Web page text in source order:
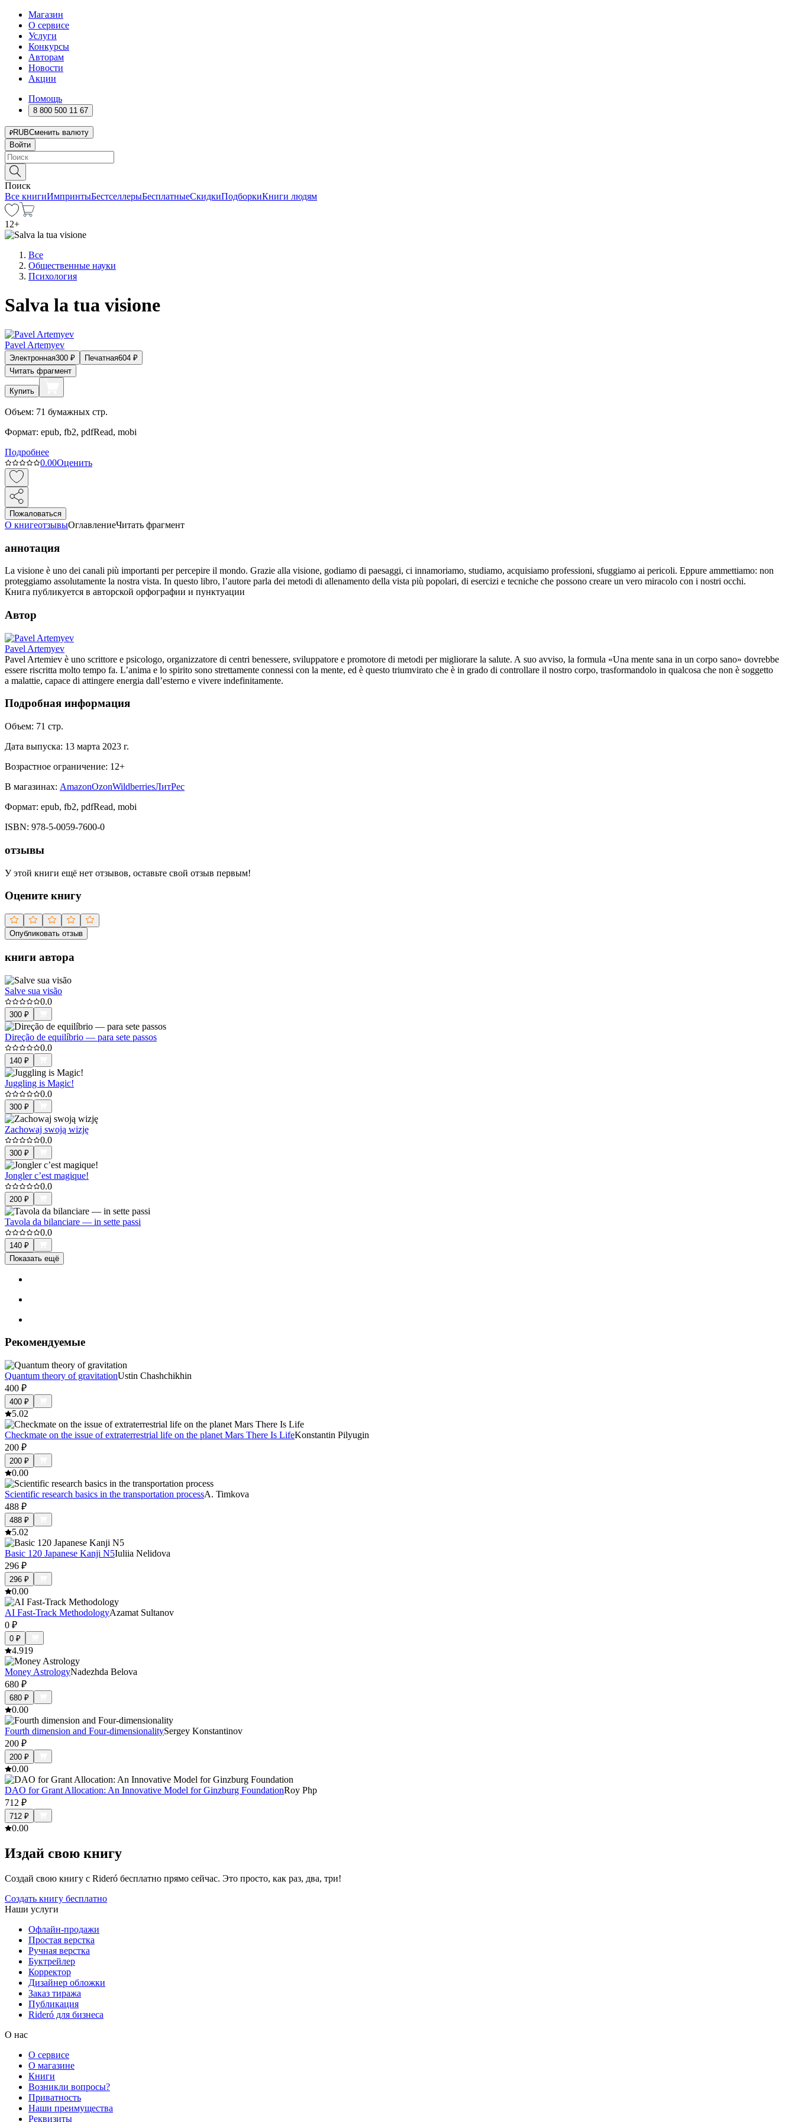
Магазин
О сервисе
Услуги
Конкурсы
Авторам
Новости
Акции
Помощь
8 800 500 11 67
RUBСменить валюту
Войти
Поиск
Все книгиИмпринтыБестселлерыБесплатныеСкидкиПодборкиКниги людям
12+
Все
Общественные науки
Психология
Salva la tua visione
Pavel Artemyev
Электронная300 ₽ Печатная604 ₽
Читать фрагмент
Купить
Объем: 71 бумажных стр.
Формат: epub, fb2, pdfRead, mobi
Подробнее
0.00Оценить
Пожаловаться
О книгеотзывыОглавлениеЧитать фрагмент
аннотация
La visione è uno dei canali più importanti per percepire il mondo. Grazie alla visione, godiamo di paesaggi, ci innamoriamo, studiamo, acquisiamo professioni, sfuggiamo ai pericoli. Eppure ammettiamo: non
proteggiamo assolutamente la nostra vista. In questo libro, l’autore parla dei metodi di allenamento della vista più popolari, di esercizi e tecniche che possono creare un vero miracolo con i nostri occhi.
Книга публикуется в авторской орфографии и пунктуации
Автор
Pavel Artemyev
Pavel Artemiev è uno scrittore e psicologo, organizzatore di centri benessere, sviluppatore e promotore di metodi per migliorare la salute. A suo avviso, la formula «Una mente sana in un corpo sano» dovrebbe
essere riscritta molto tempo fa. L’anima e lo spirito sono strettamente connessi con la mente, ed è questo triumvirato che è in grado di controllare il nostro corpo, trasformandolo in qualcosa che non è soggetto
a malattie, capace di attingere energia dall’esterno e vivere indefinitamente.
Подробная информация
Объем: 71 стр.
Дата выпуска: 13 марта 2023 г.
Возрастное ограничение: 12+
В магазинах: AmazonOzonWildberriesЛитРес
Формат: epub, fb2, pdfRead, mobi
ISBN: 978-5-0059-7600-0
отзывы
У этой книги ещё нет отзывов, оставьте свой отзыв первым!
Оцените книгу
Опубликовать отзыв
книги автора
Salve sua visão
0.0
300 ₽
Direção de equilíbrio — para sete passos
0.0
140 ₽
Juggling is Magic!
0.0
300 ₽
Zachowaj swoją wizję
0.0
300 ₽
Jongler c’est magique!
0.0
200 ₽
Tavola da bilanciare — in sette passi
0.0
140 ₽
Показать ещё
Рекомендуемые
Quantum theory of gravitationUstin Chashchikhin
400 ₽
400 ₽
5.02
Checkmate on the issue of extraterrestrial life on the planet Mars There Is LifeKonstantin Pilyugin
200 ₽
200 ₽
0.00
Scientific research basics in the transportation processA. Timkova
488 ₽
488 ₽
5.02
Basic 120 Japanese Kanji N5Iuliia Nelidova
296 ₽
296 ₽
0.00
AI Fast-Track MethodologyAzamat Sultanov
0 ₽
0 ₽
4.919
Money AstrologyNadezhda Belova
680 ₽
680 ₽
0.00
Fourth dimension and Four-dimensionalitySergey Konstantinov
200 ₽
200 ₽
0.00
DAO for Grant Allocation: An Innovative Model for Ginzburg FoundationRoy Php
712 ₽
712 ₽
0.00
Издай свою книгу
Создай свою книгу с Rideró бесплатно прямо сейчас. Это просто, как раз, два, три!
Создать книгу бесплатно
Наши услуги
Офлайн-продажи
Простая верстка
Ручная верстка
Буктрейлер
Корректор
Дизайнер обложки
Заказ тиража
Публикация
Rideró для бизнеса
О нас
О сервисе
О магазине
Книги
Возникли вопросы?
Приватность
Наши преимущества
Реквизиты